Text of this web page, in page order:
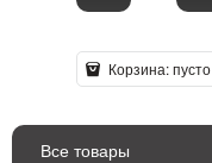
Корзина:пусто
Все товары